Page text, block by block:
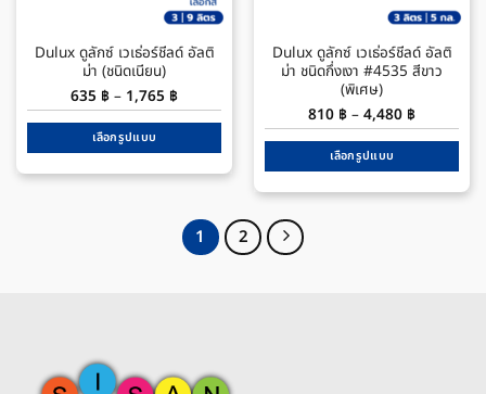
product
page
product
page
Dulux ดูลักซ์ เวเธ่อร์ชีลด์ อัลติ
ม่า (ชนิดเนียน)
635 ฿ – 1,765 ฿Price
range:
635 ฿
1,765 ฿
เลือกรูปแบบ
product
variants.
Dulux ดูลักซ์ เวเธ่อร์ชีลด์ อัลติ
ม่า ชนิดกึ่งเงา #4535 สีขาว
(พิเศษ)
810 ฿ – 4,480 ฿Price
range:
810 ฿
4,480 ฿
เลือกรูปแบบ
product
1 2